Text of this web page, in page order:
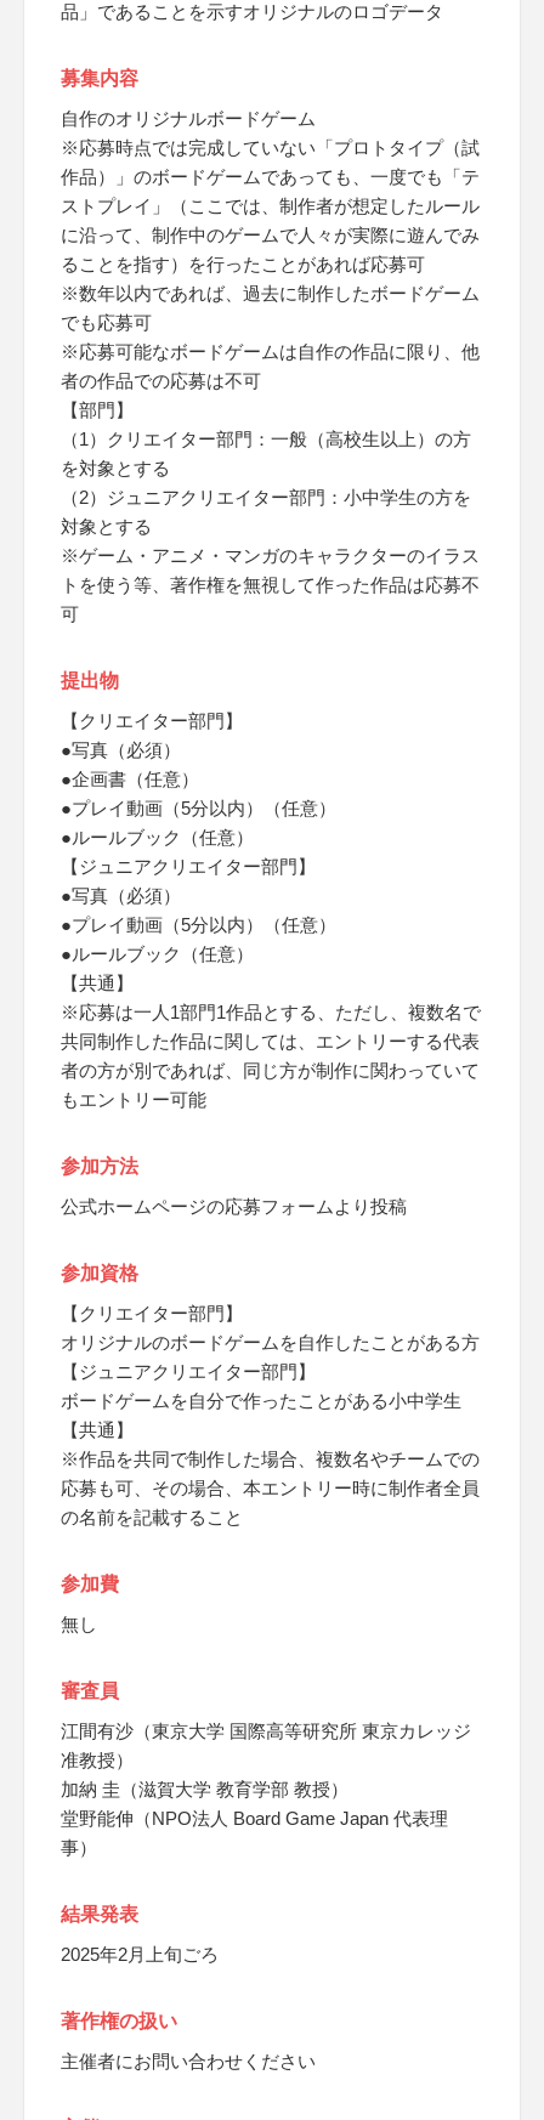
品」であることを示すオリジナルのロゴデータ
募集内容
自作のオリジナルボードゲーム
※応募時点では完成していない「プロトタイプ（試
作品）」のボードゲームであっても、一度でも「テ
ストプレイ」（ここでは、制作者が想定したルール
に沿って、制作中のゲームで人々が実際に遊んでみ
ることを指す）を行ったことがあれば応募可
※数年以内であれば、過去に制作したボードゲーム
でも応募可
※応募可能なボードゲームは自作の作品に限り、他
者の作品での応募は不可
【部門】
（1）クリエイター部門：一般（高校生以上）の方
を対象とする
（2）ジュニアクリエイター部門：小中学生の方を
対象とする
※ゲーム・アニメ・マンガのキャラクターのイラス
トを使う等、著作権を無視して作った作品は応募不
可
提出物
【クリエイター部門】
●写真（必須）
●企画書（任意）
●プレイ動画（5分以内）（任意）
●ルールブック（任意）
【ジュニアクリエイター部門】
●写真（必須）
●プレイ動画（5分以内）（任意）
●ルールブック（任意）
【共通】
※応募は一人1部門1作品とする、ただし、複数名で
共同制作した作品に関しては、エントリーする代表
者の方が別であれば、同じ方が制作に関わっていて
もエントリー可能
参加方法
公式ホームページの応募フォームより投稿
参加資格
【クリエイター部門】
オリジナルのボードゲームを自作したことがある方
【ジュニアクリエイター部門】
ボードゲームを自分で作ったことがある小中学生
【共通】
※作品を共同で制作した場合、複数名やチームでの
応募も可、その場合、本エントリー時に制作者全員
の名前を記載すること
参加費
無し
審査員
江間有沙（東京大学 国際高等研究所 東京カレッジ
准教授）
加納 圭（滋賀大学 教育学部 教授）
堂野能伸（NPO法人 Board Game Japan 代表理
事）
結果発表
2025年2月上旬ごろ
著作権の扱い
主催者にお問い合わせください